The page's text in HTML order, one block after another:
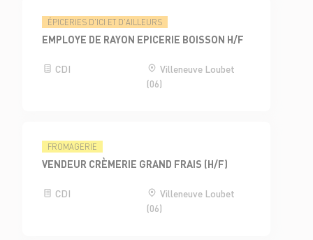
ÉPICERIES D'ICI ET D'AILLEURS
EMPLOYE DE RAYON EPICERIE BOISSON H/F
CDI
Villeneuve Loubet
(06)
FROMAGERIE
VENDEUR CRÈMERIE GRAND FRAIS (H/F)
CDI
Villeneuve Loubet
(06)